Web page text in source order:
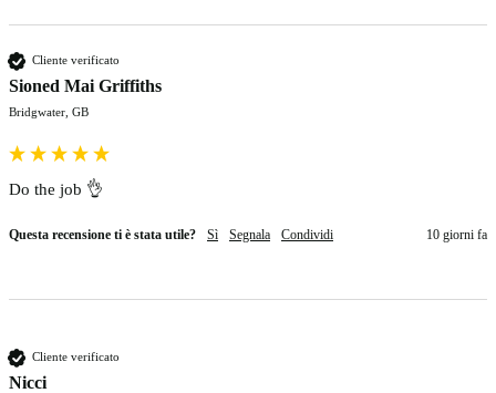
Cliente verificato
Sioned Mai Griffiths
Bridgwater, GB
Do the job 👌
Questa recensione ti è stata utile? Sì Segnala Condividi 10 giorni fa
Cliente verificato
Nicci